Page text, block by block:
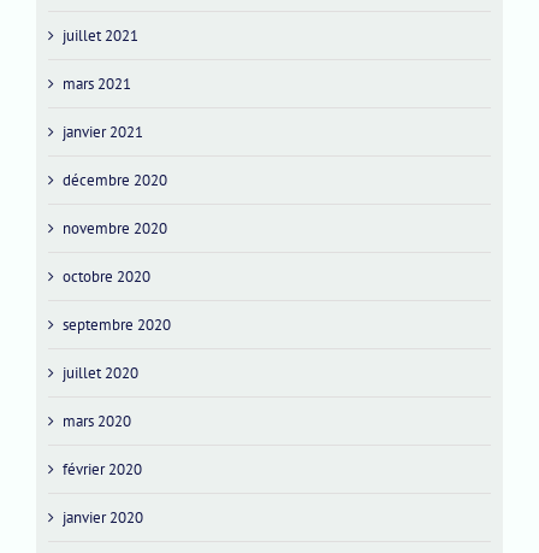
juillet 2021
mars 2021
janvier 2021
décembre 2020
novembre 2020
octobre 2020
septembre 2020
juillet 2020
mars 2020
février 2020
janvier 2020